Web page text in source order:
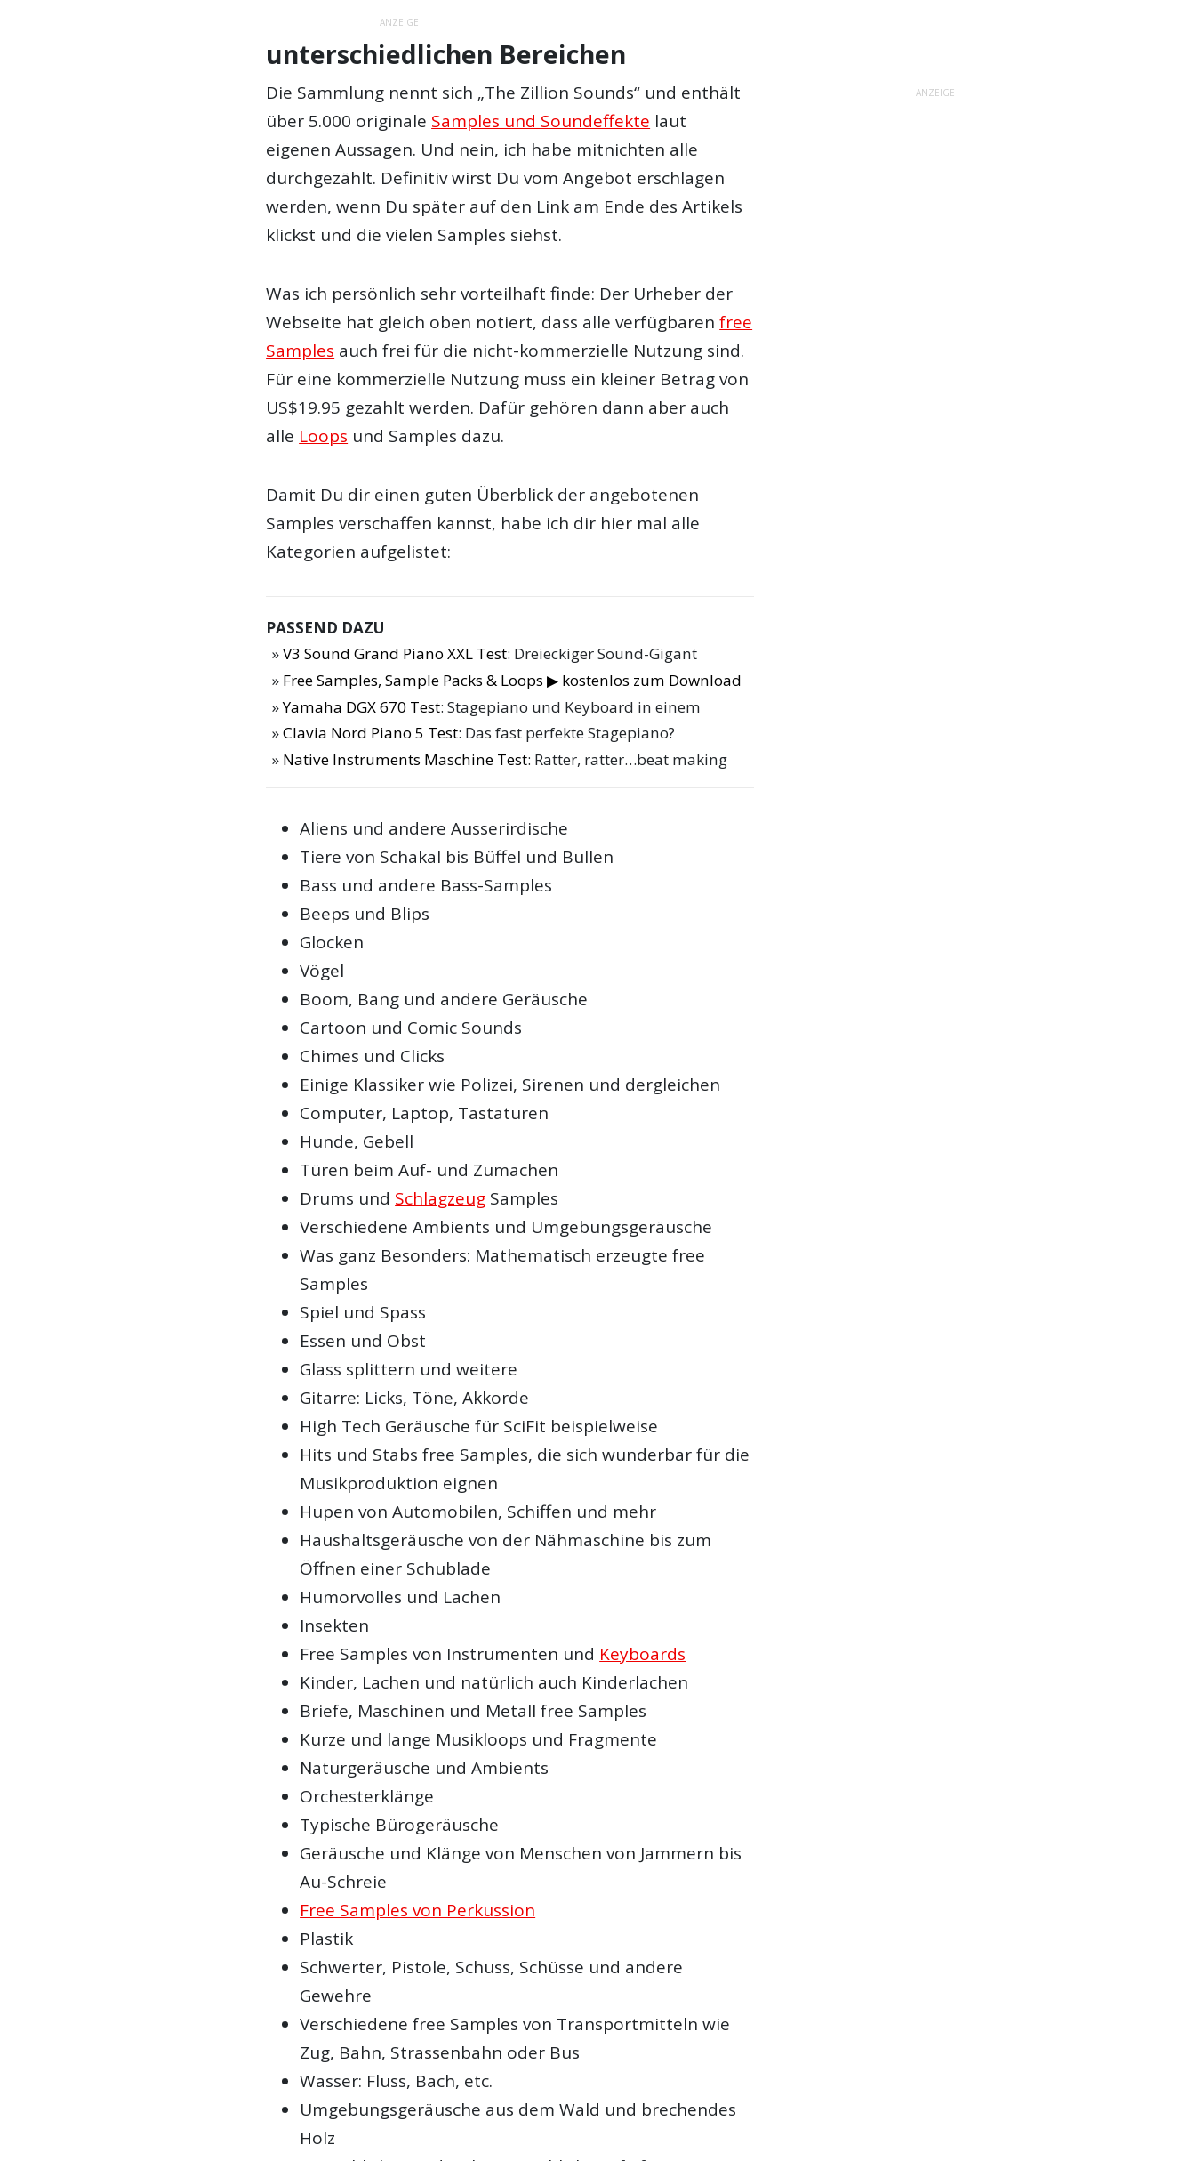
ANZEIGE
unterschiedlichen Bereichen
Die Sammlung nennt sich „The Zillion Sounds“ und enthält
über 5.000 originale Samples und Soundeffekte laut
eigenen Aussagen. Und nein, ich habe mitnichten alle
durchgezählt. Definitiv wirst Du vom Angebot erschlagen
werden, wenn Du später auf den Link am Ende des Artikels
klickst und die vielen Samples siehst.
Was ich persönlich sehr vorteilhaft finde: Der Urheber der
Webseite hat gleich oben notiert, dass alle verfügbarenfree
Samples auch frei für die nicht-kommerzielle Nutzung sind.
Für eine kommerzielle Nutzung muss ein kleiner Betrag von
US$19.95 gezahlt werden. Dafür gehören dann aber auch
alle Loops und Samples dazu.
Damit Du dir einen guten Überblick der angebotenen
Samples verschaffen kannst, habe ich dir hier mal alle
Kategorien aufgelistet:
PASSEND DAZU
V3 Sound Grand Piano XXL Test: Dreieckiger Sound-Gigant
Free Samples, Sample Packs & Loops ▶ kostenlos zum Download
Yamaha DGX 670 Test: Stagepiano und Keyboard in einem
Clavia Nord Piano 5 Test: Das fast perfekte Stagepiano?
Native Instruments Maschine Test: Ratter, ratter…beat making
Aliens und andere Ausserirdische
Tiere von Schakal bis Büffel und Bullen
Bass und andere Bass-Samples
Beeps und Blips
Glocken
Vögel
Boom, Bang und andere Geräusche
Cartoon und Comic Sounds
Chimes und Clicks
Einige Klassiker wie Polizei, Sirenen und dergleichen
Computer, Laptop, Tastaturen
Hunde, Gebell
Türen beim Auf- und Zumachen
Drums und Schlagzeug Samples
Verschiedene Ambients und Umgebungsgeräusche
Was ganz Besonders: Mathematisch erzeugte free
Samples
Spiel und Spass
Essen und Obst
Glass splittern und weitere
Gitarre: Licks, Töne, Akkorde
High Tech Geräusche für SciFit beispielweise
Hits und Stabs free Samples, die sich wunderbar für die
Musikproduktion eignen
Hupen von Automobilen, Schiffen und mehr
Haushaltsgeräusche von der Nähmaschine bis zum
Öffnen einer Schublade
Humorvolles und Lachen
Insekten
Free Samples von Instrumenten und Keyboards
Kinder, Lachen und natürlich auch Kinderlachen
Briefe, Maschinen und Metall free Samples
Kurze und lange Musikloops und Fragmente
Naturgeräusche und Ambients
Orchesterklänge
Typische Bürogeräusche
Geräusche und Klänge von Menschen von Jammern bis
Au-Schreie
Free Samples von Perkussion
Plastik
Schwerter, Pistole, Schuss, Schüsse und andere
Gewehre
Verschiedene free Samples von Transportmitteln wie
Zug, Bahn, Strassenbahn oder Bus
Wasser: Fluss, Bach, etc.
Umgebungsgeräusche aus dem Wald und brechendes
Holz
ANZEIGE